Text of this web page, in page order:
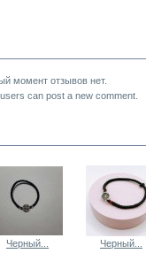
момент отзывов нет.
can post a new comment.
Черный... Черный...